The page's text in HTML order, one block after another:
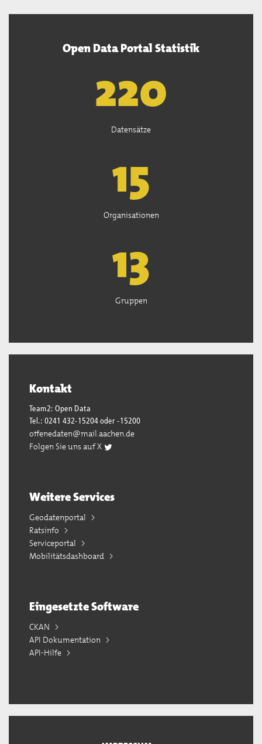
Open Data Portal Statistik
222
Datensätze
15
Organisationen
13
Gruppen
Kontakt
Team2: Open Data
Tel.: 0241 432-15204 oder -15200
offenedaten@mail.aachen.de
Folgen Sie uns auf X
Weitere Services
Geodatenportal
Ratsinfo
Serviceportal
Mobilitätsdashboard
Eingesetzte Software
CKAN
API Dokumentation
API-Hilfe